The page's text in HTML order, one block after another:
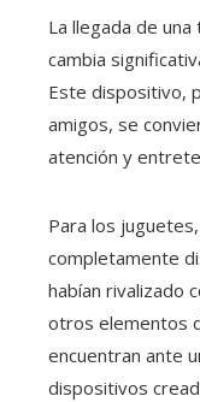
La llegada de
cambia
Este dispositivo,
amigos, se
atención y
Para los
completamente
habían rivalizado
otros elementos
encuentran ante
dispositivos